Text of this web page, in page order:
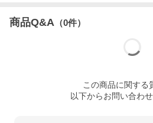
商品Q&A （0件）
この商品に関する
以下からお問い合わせ